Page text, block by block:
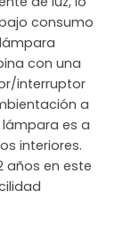
consumo
con una
interruptor
a
lámpara es a
interiores.
años en este